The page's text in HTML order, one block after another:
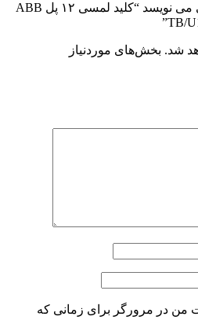
اولین کسی باشید که دیدگاهی می نویسد “کلید لمسی ۱۲ پل ABB
شد. بخش‌های موردنیاز
من در مرورگر برای زمانی که